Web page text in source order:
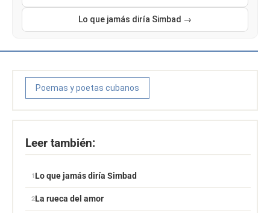
Lo que jamás diría Simbad →
Poemas y poetas cubanos
Leer también:
Lo que jamás diría Simbad
La rueca del amor